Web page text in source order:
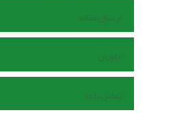
ارسال مقاله
داوران
تماس با ما